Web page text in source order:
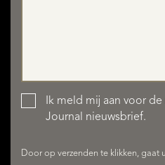
Ik meld mij aan voor
Journal nieuwsbrief.
Door op verzenden te klikken, gaat
DIENSTEN